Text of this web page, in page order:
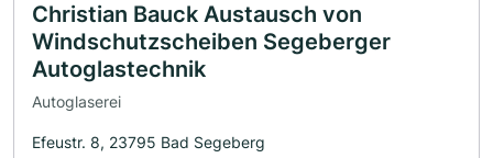
Christian Bauck Austausch von
Windschutzscheiben Segeberger
Autoglastechnik
Autoglaserei
Efeustr. 8, 23795 Bad Segeberg